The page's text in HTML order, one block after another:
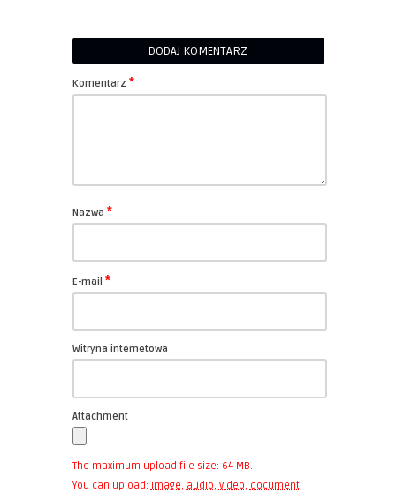
DODAJ KOMENTARZ
Komentarz *
Nazwa *
E-mail *
Witryna internetowa
Attachment
The maximum upload file size: 64 MB.
You can upload: image, audio, video, document,